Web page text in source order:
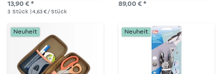
13,90 € *
3 Stück | 4,63 € / Stück
89,00 € *
Neuheit Neuheit